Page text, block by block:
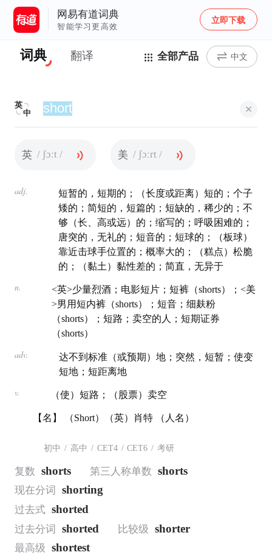
网易有道词典
智能学习更高效
立即下载
词典 翻译 全部产品 中文
英
中
英 / ʃɔːt / 美 / ʃɔːrt /
adj.
短暂的，短期的；（长度或距离）短的；个子
矮的；简短的，短篇的；短缺的，稀少的；不
够（长、高或远）的；缩写的；呼吸困难的；
唐突的，无礼的；短音的；短球的；（板球）
靠近击球手位置的；概率大的；（糕点）松脆
的；（黏土）黏性差的；简直，无异于
n.
<英>少量烈酒；电影短片；短裤（shorts）；<美
>男用短内裤（shorts）；短音；细麸粉
（shorts）；短路；卖空的人；短期证券
（shorts）
adv.
达不到标准（或预期）地；突然，短暂；使变
短地；短距离地
v. （使）短路；（股票）卖空
【名】 （Short）（英）肖特 （人名）
初中 / 高中 / CET4 / CET6 / 考研
复数 shorts 第三人称单数 shorts
现在分词 shorting
过去式 shorted
过去分词 shorted 比较级 shorter
最高级 shortest